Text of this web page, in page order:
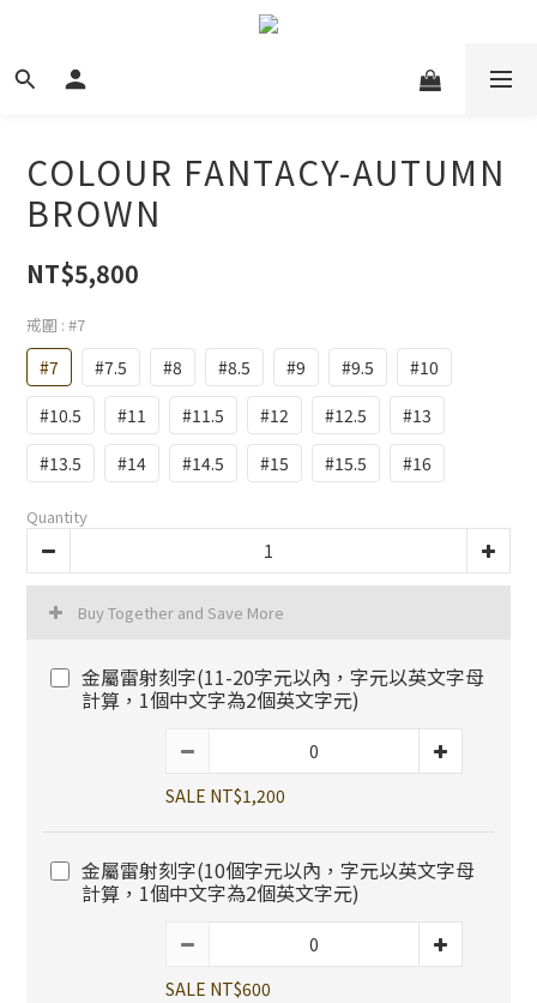
COLOUR FANTACY-AUTUMN
BROWN
NT$5,800
戒圍 : #7
#7 #7.5 #8 #8.5 #9 #9.5
#10
#10.5
#11 #11.5 #12 #12.5
#13
#13.5
#14 #14.5 #15 #15.5 #16
Quantity
Buy Together and Save More
金屬雷射刻字(11-20字元以內，字元以英文字母
計算，1個中文字為2個英文字元)
SALE NT$1,200
金屬雷射刻字(10個字元以內，字元以英文字母
計算，1個中文字為2個英文字元)
SALE NT$600